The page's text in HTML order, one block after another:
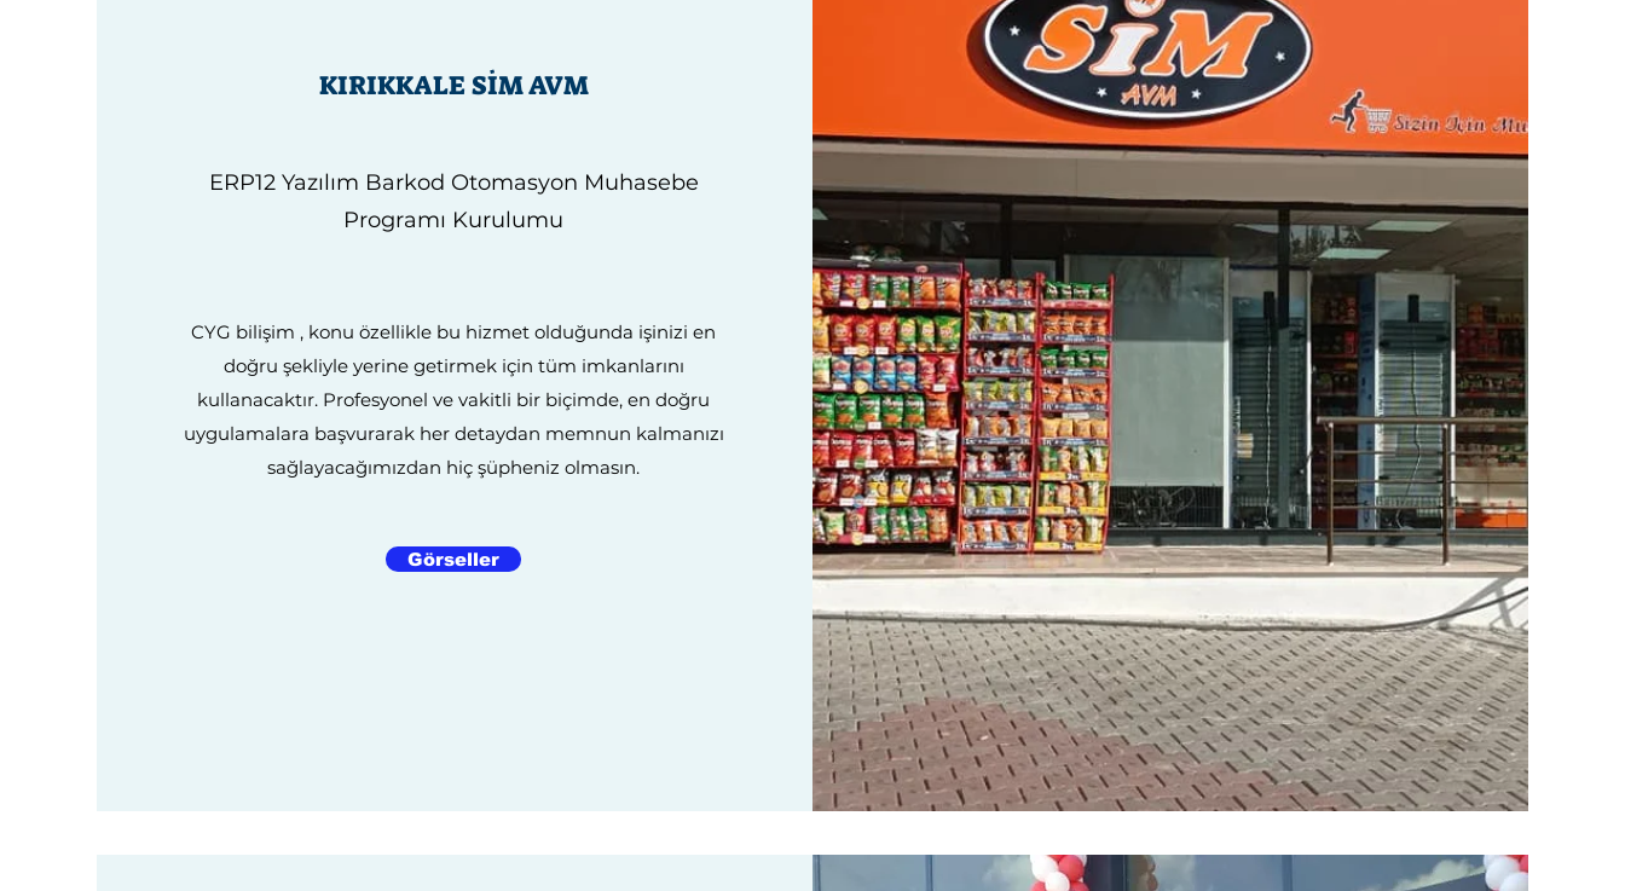
KIRIKKALE SİM AVM
ERP12 Yazılım Barkod Otomasyon Muhasebe
Programı Kurulumu
CYG bilişim , konu özellikle bu hizmet olduğunda işinizi en
doğru şekliyle yerine getirmek için tüm imkanlarını
kullanacaktır. Profesyonel ve vakitli bir biçimde, en doğru
uygulamalara başvurarak her detaydan memnun kalmanızı
sağlayacağımızdan hiç şüpheniz olmasın.
Görseller